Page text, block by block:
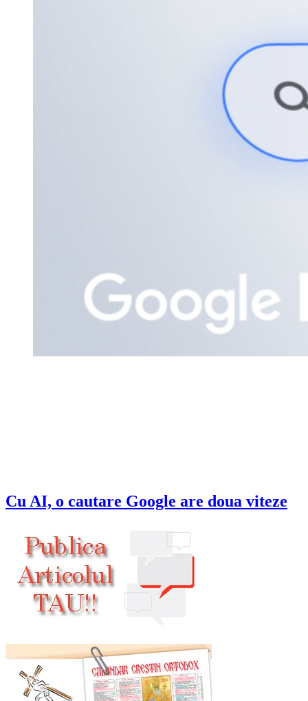
Cu AI, o cautare Google are doua viteze